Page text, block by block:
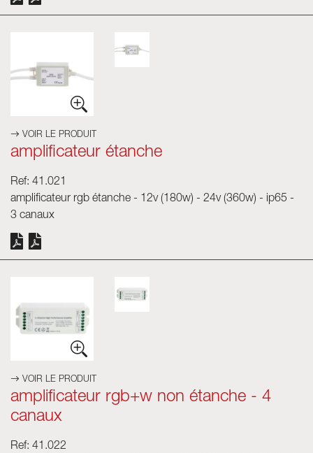
VOIR LE PRODUIT
amplificateur étanche
Ref: 41.021
amplificateur rgb étanche - 12v (180w) - 24v (360w) - ip65 -
3 canaux
VOIR LE PRODUIT
amplificateur rgb+w non étanche - 4
canaux
Ref: 41.022